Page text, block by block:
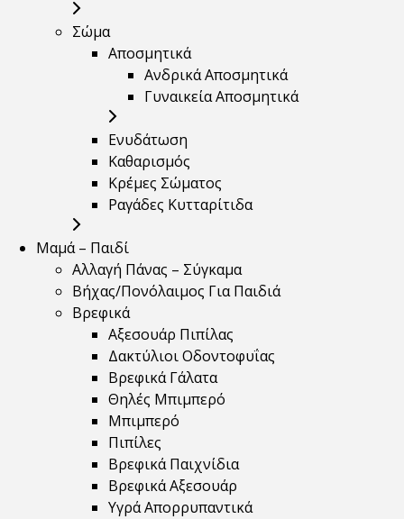
Σώμα
Αποσμητικά
Ανδρικά Αποσμητικά
Γυναικεία Αποσμητικά
Ενυδάτωση
Καθαρισμός
Κρέμες Σώματος
Ραγάδες Κυτταρίτιδα
Μαμά – Παιδί
Αλλαγή Πάνας – Σύγκαμα
Βήχας/Πονόλαιμος Για Παιδιά
Βρεφικά
Αξεσουάρ Πιπίλας
Δακτύλιοι Οδοντοφυΐας
Βρεφικά Γάλατα
Θηλές Μπιμπερό
Μπιμπερό
Πιπίλες
Βρεφικά Παιχνίδια
Βρεφικά Αξεσουάρ
Υγρά Απορρυπαντικά